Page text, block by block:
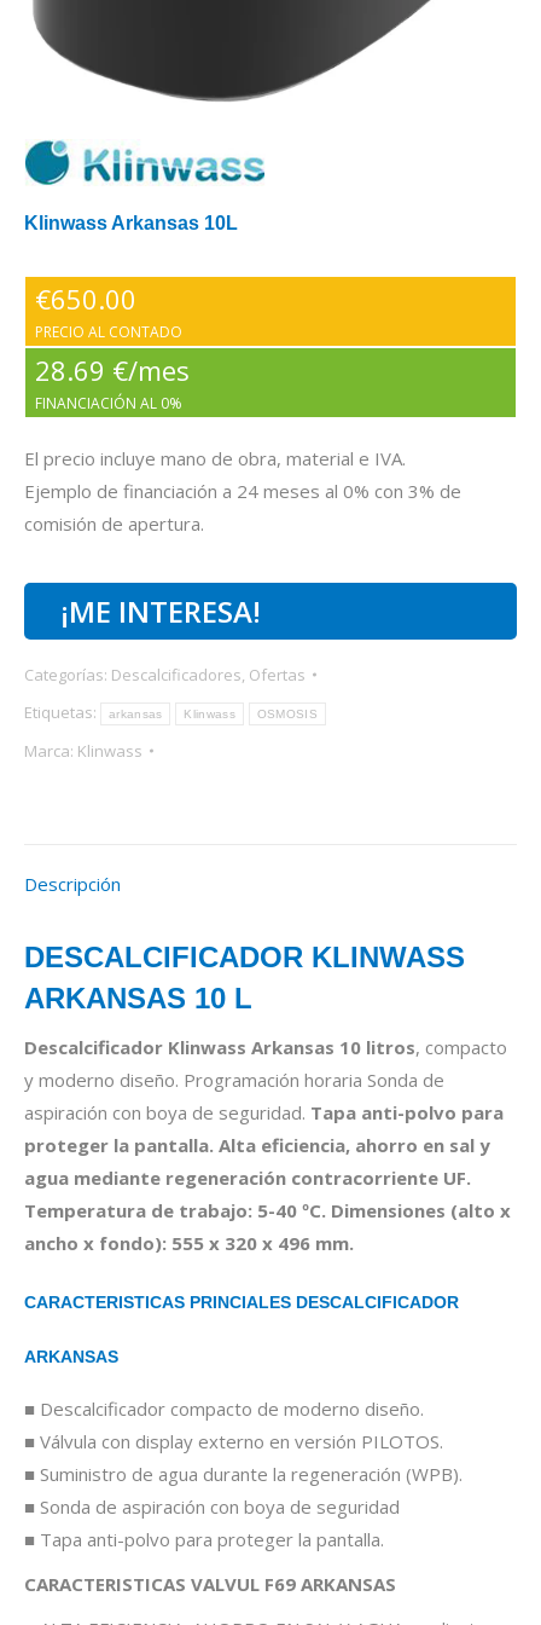
Klinwass Arkansas 10L
€650.00
PRECIO AL CONTADO
28.69 €/mes
FINANCIACIÓN AL 0%
El precio incluye mano de obra, material e IVA.
Ejemplo de financiación a 24 meses al 0% con 3% de
comisión de apertura.
¡ME INTERESA!
Categorías: Descalcificadores Ofertas
Etiquetas:
arkansas Klinwass OSMOSIS
Marca: Klinwass
Descripción
DESCALCIFICADOR KLINWASS
ARKANSAS 10 L
Descalcificador Klinwass Arkansas 10 litros, compacto
y moderno diseño. Programación horaria Sonda de
aspiración con boya de seguridad. Tapa anti-polvo para
proteger la pantalla. Alta eficiencia, ahorro en sal y
agua mediante regeneración contracorriente UF.
Temperatura de trabajo: 5-40 ºC. Dimensiones (alto x
ancho x fondo): 555 x 320 x 496 mm.
CARACTERISTICAS PRINCIALES DESCALCIFICADOR
ARKANSAS
■ Descalcificador compacto de moderno diseño.
■ Válvula con display externo en versión PILOTOS.
■ Suministro de agua durante la regeneración (WPB).
■ Sonda de aspiración con boya de seguridad
■ Tapa anti-polvo para proteger la pantalla.
CARACTERISTICAS VALVUL F69 ARKANSAS